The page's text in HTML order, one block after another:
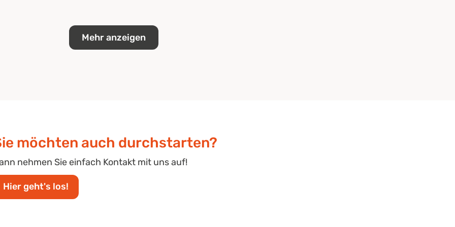
Mehr anzeigen
möchten auch durchstarten?
nehmen Sie einfach Kontakt mit uns auf!
Hier geht's los!